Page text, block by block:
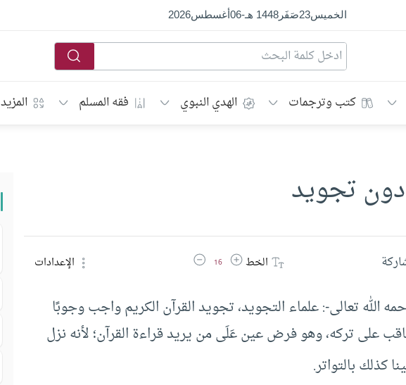
الخميس23صَفَر1448 هـ -
06أغسطس2026
كتب وترجمات الهدي النبوي فقه المسلم المزيد
تجويد
الخطزيادة حجم الخط
16 تقليل حجم الخط الإعدادات
تعالى-: علماء التجويد، تجويد القرآن الكريم واجب وجوبًا
على تركه، وهو فرض عين عَلَى من يريد قراءة القرآن؛ لأنه نزل
كذلك بالتواتر.